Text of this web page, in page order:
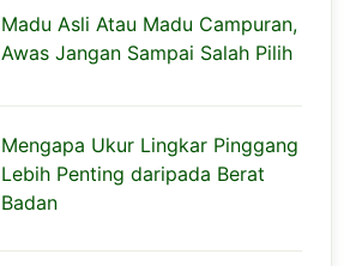
Madu Asli Atau Madu Campuran,
Awas Jangan Sampai Salah Pilih
Mengapa Ukur Lingkar Pinggang
Lebih Penting daripada Berat
Badan